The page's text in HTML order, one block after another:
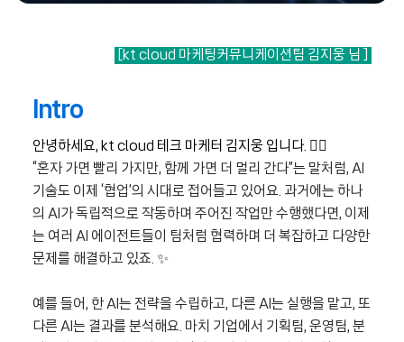
[kt cloud 마케팅커뮤니케이션팀 김지웅 님 ]
Intro
안녕하세요, kt cloud 테크 마케터 김지웅 입니다. 🙋‍♂️
“혼자 가면 빨리 가지만, 함께 가면 더 멀리 간다”는 말처럼, AI
기술도 이제 ‘협업’의 시대로 접어들고 있어요. 과거에는 하나
의 AI가 독립적으로 작동하며 주어진 작업만 수행했다면, 이제
는 여러 AI 에이전트들이 팀처럼 협력하며 더 복잡하고 다양한
문제를 해결하고 있죠. ✨
예를 들어, 한 AI는 전략을 수립하고, 다른 AI는 실행을 맡고, 또
다른 AI는 결과를 분석해요. 마치 기업에서 기획팀, 운영팀, 분